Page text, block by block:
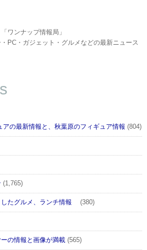
ワンナップ情報局」
PC・ガジェット・グルメなどの最新ニュース
アの最新情報と、秋葉原のフィギュア情報 (804)
(1,765)
たグルメ、ランチ情報 (380)
の情報と画像が満載 (565)